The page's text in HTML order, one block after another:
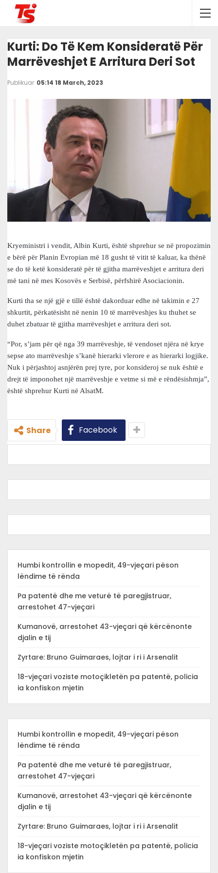
Kurti: Do Të Kem Konsideratë Për
Marrëveshjet E Arritura Deri Sot
Publikuar 05:14 18 March, 2023
Kryeministri i vendit, Albin Kurti, është shprehur se në propozimin
e bërë për Planin Evropian më 18 gusht të vitit të kaluar, ka thënë
se do të ketë konsideratë për të gjitha marrëveshjet e arritura deri
më tani në mes Kosovës e Serbisë, përfshirë Asociacionin.
Kurti tha se një gjë e tillë është dakorduar edhe në takimin e 27
shkurtit, përkatësisht në nenin 10 të marrëveshjes ku thuhet se
duhet zbatuar të gjitha marrëveshjet e arritura deri sot.
“Por, s’jam për që nga 39 marrëveshje, të vendoset njëra në krye
sepse ato marrëveshje s’kanë hierarki vlerore e as hierarki logjike.
Nuk i përjashtoj asnjërën prej tyre, por konsideroj se nuk është e
drejt të imponohet një marrëveshje e vetme si më e rëndësishmja”,
është shprehur Kurti në AlsatM.
Share Facebook
Humbi kontrollin e mopedit, 49-vjeçari pëson
lëndime të rënda
Pa patentë dhe me veturë të paregjistruar,
arrestohet 47-vjeçari
Kumanovë, arrestohet 43-vjeçari që kërcënonte
djalin e tij
Zyrtare: Bruno Guimaraes, lojtar i ri i Arsenalit
18-vjeçari voziste motoçikletën pa patentë, policia
ia konfiskon mjetin
Humbi kontrollin e mopedit, 49-vjeçari pëson
lëndime të rënda
Pa patentë dhe me veturë të paregjistruar,
arrestohet 47-vjeçari
Kumanovë, arrestohet 43-vjeçari që kërcënonte
djalin e tij
Zyrtare: Bruno Guimaraes, lojtar i ri i Arsenalit
18-vjeçari voziste motoçikletën pa patentë, policia
ia konfiskon mjetin